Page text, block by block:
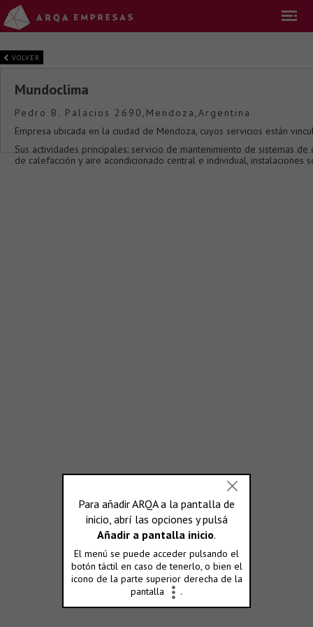
VOLVER
Mundoclima
Pedro B. Palacios 2690,Mendoza,Argentina
Empresa ubicada en la ciudad de Mendoza, cuyos servicios están
Sus actividades principales: servicio de mantenimiento de sistemas
de calefacción y aire acondicionado central e individual, instalaciones